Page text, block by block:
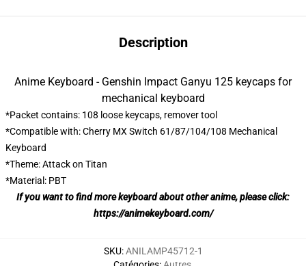
Description
Anime Keyboard - Genshin Impact Ganyu 125 keycaps for
mechanical keyboard
*Packet contains: 108 loose keycaps, remover tool
*Compatible with: Cherry MX Switch 61/87/104/108 Mechanical
Keyboard
*Theme: Attack on Titan
*Material: PBT
If you want to find more keyboard about other anime, please click:
https://animekeyboard.com/
SKU:ANILAMP45712-1